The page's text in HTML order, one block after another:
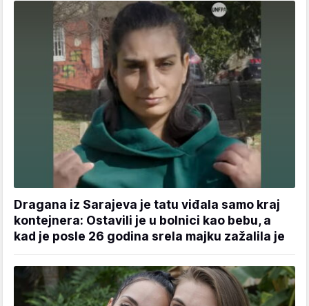
Dragana iz Sarajeva je tatu viđala samo kraj
kontejnera: Ostavili je u bolnici kao bebu, a
kad je posle 26 godina srela majku zažalila je